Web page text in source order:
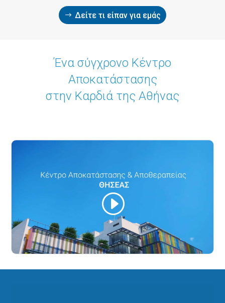
Δείτε τι είπαν για εμάς
Ένα σύγχρονο Kέντρο
Αποκατάστασης
στην Kαρδιά της Αθήνας